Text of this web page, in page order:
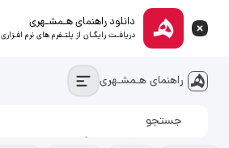
دانلود راهنمای هـمشـهری
دریافـت رایگـان از پلتـفرم های نرم افـزاری
راهنمای هـمشـهری